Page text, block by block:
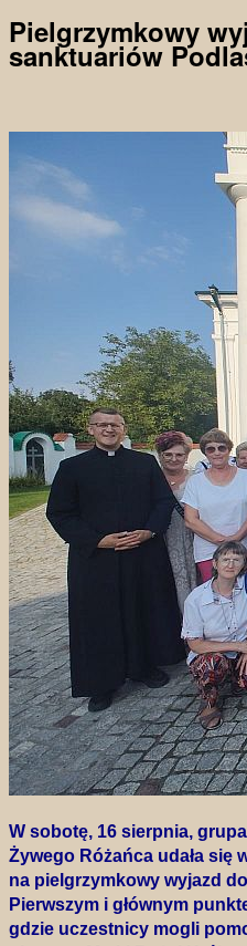
Pielgrzymkowy
sanktuariów
W sobotę, 16 sierpnia,
Żywego Różańca udała się
na pielgrzymkowy wyjazd
Pierwszym i głównym
gdzie uczestnicy mogli